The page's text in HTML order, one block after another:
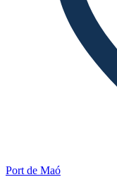
Port de Maó